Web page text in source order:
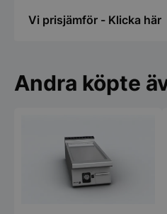
Vi prisjämför - Klicka här
Andra köpte